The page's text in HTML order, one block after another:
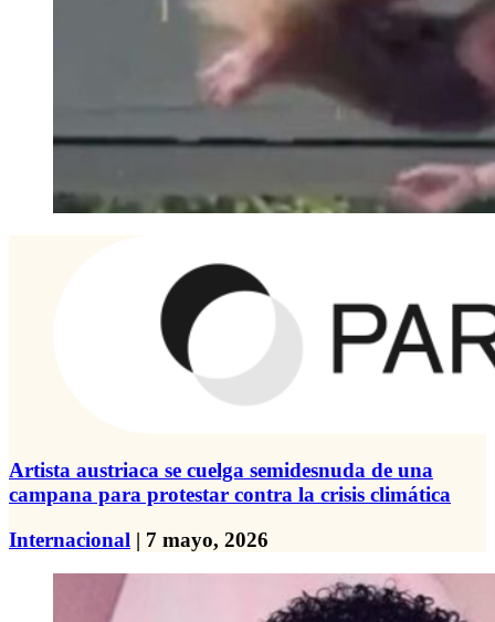
Artista austriaca se cuelga semidesnuda de una
campana para protestar contra la crisis climática
Internacional | 7 mayo, 2026